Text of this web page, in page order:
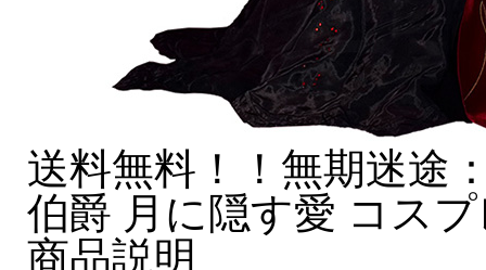
送料無料！！無期迷途
伯爵 月に隠す愛 コス
商品説明